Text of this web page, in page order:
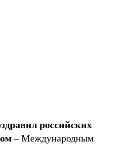
российских
– Международным